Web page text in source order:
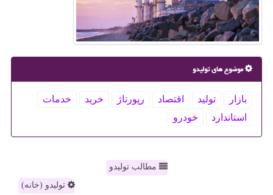
موضوع های تولیدو
بازار تولید اقتصاد رپورتاژ خرید
خدمات
استاندارد
خودرو
مطالب تولیدو
تولیدو (خانه)